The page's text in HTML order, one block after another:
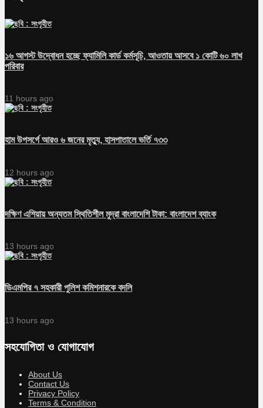
১৬ আগস্ট উদ্বোধন হচ্ছে ফ্যামিলি কার্ড কর্মসূচি, আওতায় আসবে ১ কোটি ৬০ লাখ
পরিবার
11 hours ago
হাম উপসর্গে আরও ৬ জনের মৃত্যু, হাসপাতালে ভর্তি ৭৩৩
12 hours ago
দক্ষিণ এশিয়ায় অন্যতম স্থিতিশীল মুদ্রা বাংলাদেশি টাকা: বাংলাদেশ ব্যাংক
13 hours ago
ডিএমপির ৭ সহকারী পুলিশ কমিশনারকে বদলি
13 hours ago
সহযোগিতা ও যোগাযোগ
About Us
Contact Us
Privacy Policy
Terms & Condition